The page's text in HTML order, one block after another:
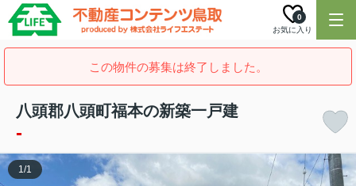
お気に入り
0
この物件の募集は終了しました。
八頭郡八頭町福本の新築一戸建
-
1/1